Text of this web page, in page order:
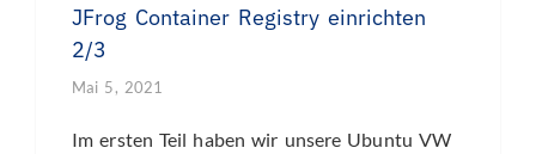
JFrog Container Registry einrichten
2/3
Mai 5, 2021
Im ersten Teil haben wir unsere Ubuntu VW